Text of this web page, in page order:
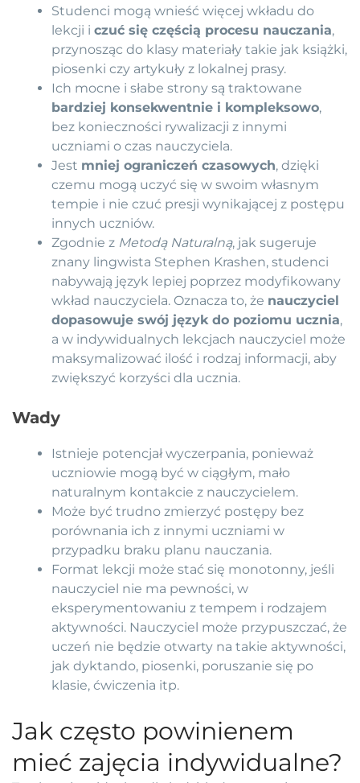
Studenci mogą wnieść więcej wkładu do
lekcji iczuć się częścią procesu nauczania,
przynosząc do klasy materiały takie jak książki,
piosenki czy artykuły z lokalnej prasy.
Ich mocne i słabe strony są traktowane
bardziej konsekwentnie i kompleksowo,
bez konieczności rywalizacji z innymi
uczniami o czas nauczyciela.
Jest mniej ograniczeń czasowych, dzięki
czemu mogą uczyć się w swoim własnym
tempie i nie czuć presji wynikającej z postępu
innych uczniów.
Zgodnie z Metodą Naturalną, jak sugeruje
znany lingwista Stephen Krashen, studenci
nabywają język lepiej poprzez modyfikowany
wkład nauczyciela. Oznacza to, że nauczyciel
dopasowuje swój język do poziomu ucznia,
a w indywidualnych lekcjach nauczyciel może
maksymalizować ilość i rodzaj informacji, aby
zwiększyć korzyści dla ucznia.
Wady
Istnieje potencjał wyczerpania, ponieważ
uczniowie mogą być w ciągłym, mało
naturalnym kontakcie z nauczycielem.
Może być trudno zmierzyć postępy bez
porównania ich z innymi uczniami w
przypadku braku planu nauczania.
Format lekcji może stać się monotonny, jeśli
nauczyciel nie ma pewności, w
eksperymentowaniu z tempem i rodzajem
aktywności. Nauczyciel może przypuszczać, że
uczeń nie będzie otwarty na takie aktywności,
jak dyktando, piosenki, poruszanie się po
klasie, ćwiczenia itp.
Jak często powinienem
mieć zajęcia indywidualne?